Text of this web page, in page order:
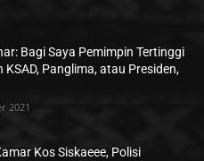
Bagi Saya Pemimpin Tertinggi
KSAD, Panglima, atau Presiden,
2021
Kos Siskaeee, Polisi